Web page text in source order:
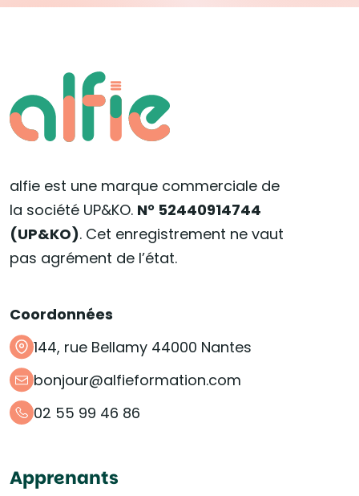
alfie est une marque commerciale de
la société UP&KO. N° 52440914744
(UP&KO). Cet enregistrement ne vaut
pas agrément de l’état.
Coordonnées
144, rue Bellamy 44000 Nantes
bonjour@alfieformation.com
02 55 99 46 86
Apprenants